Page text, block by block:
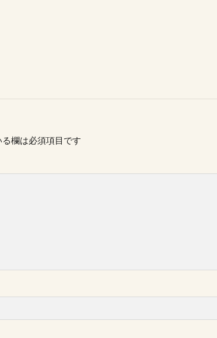
欄は必須項目です